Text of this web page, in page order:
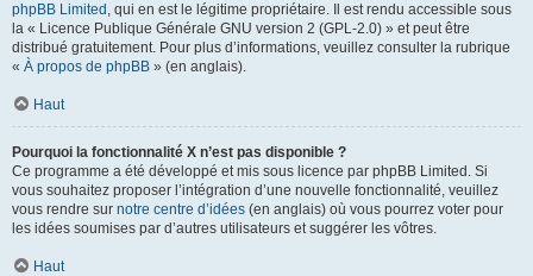
phpBB Limited , qui en est le légitime propriétaire. Il est rendu accessible sous
la « Licence Publique Générale GNU version 2 (GPL-2.0) » et peut être
distribué gratuitement. Pour plus d’informations, veuillez consulter la rubrique
« À propos de phpBB » (en anglais).
Haut
Pourquoi la fonctionnalité X n’est pas disponible ?
Ce programme a été développé et mis sous licence par phpBB Limited. Si
vous souhaitez proposer l’intégration d’une nouvelle fonctionnalité, veuillez
vous rendre sur notre centre d’idées (en anglais) où vous pourrez voter pour
les idées soumises par d’autres utilisateurs et suggérer les vôtres.
Haut